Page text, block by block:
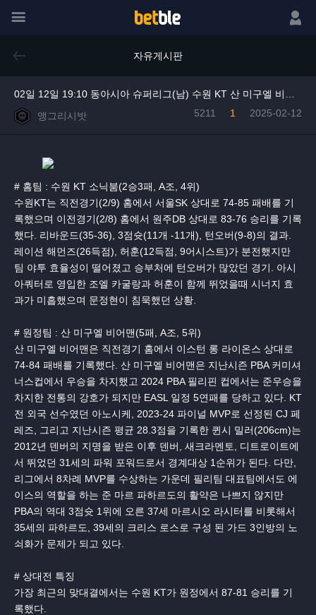
메뉴 자유게시판
앵그리시밧
2025-02-12
1
5211
# 홈팀 : 수원 KT 소닉붐(2승3패, A조, 4위)
수원KT는 직전경기(2/9) 홈에서 서울SK 상대로 74-85 패배를 기
록했으며 이전경기(2/8) 홈에서 원주DB 상대로 83-76 승리를 기록
했다. 리바운드(35-36), 3점슛(11개 -11개), 턴오버(9-8)의 결과.
레이션 해먼즈(26득점), 허훈(12득점, 9어시스트)가 분전했지만
팀 야투 효율성이 떨어졌고 승부처에 턴오버가 많았던 경기. 아시
아쿼터로 영입한 조엘 카굴랑과 허훈이 함께 뛰었을때 시너지 효
과가 미흡했으며 문정현이 침묵했던 상황.
# 원정팀 : 산 미구엘 비어맨(5패, A조, 5위)
산 미구엘 비어맨은 직전경기 홈에서 이스턴 롱 라이온스 상대로
74-84 패배를 기록했다. 산 미구엘 비어맨은 지난시즌 PBA 커미셔
너스컵에서 우승을 차지했고 2024 PBA 필리핀 컵에서는 준우승을
차지한 전통의 강호가 되지만 EASL 일정 5연패를 당하고 있다. KT
전 외국 선수였던 아노시케, 2023-24 파이널 MVP로 선정된 CJ 페
레즈, 그리고 지난시즌 평균 28.3점을 기록한 퀸시 밀러(206cm)는
2012년 덴버의 지명을 받은 이후 덴버, 새크라멘토, 디트로이트에
서 뛰었던 31세의 파워 포워드로서 경계대상 1순위가 된다. 다만,
리그에서 8차례 MVP를 수상하는 가운데 필리팀 대표팀에서도 에
이스의 역할을 하는 준 마르 파하르도의 활약은 나쁘지 않지만
PBA의 역대 3점슛 1위에 오른 37세 마르시오 라시터를 비롯해서
35세의 파하르도, 39세의 크리스 로스로 구성 된 가드 3인방의 노
쇠화가 문제가 되고 있다.
# 상대전 특징
가장 최근의 맞대결에서는 수원 KT가 원정에서 87-81 승리를 기
록했다.